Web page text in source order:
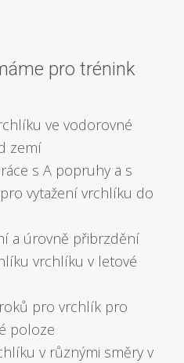
pro trénink
ve vodorovné
zemí
s A popruhy a s
vytažení vrchlíku do
a úrovně přibrzdění
vrchlíku v letové
pro vrchlík pro
poloze
v různými směry v